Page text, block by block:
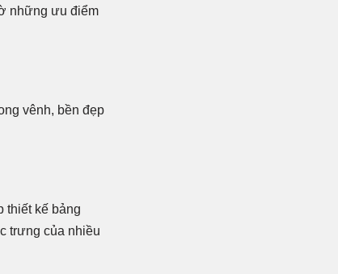
những ưu điểm
vênh, bền đẹp
thiết kế bảng
trưng của nhiều